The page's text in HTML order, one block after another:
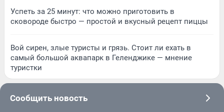
Успеть за 25 минут: что можно приготовить в
сковороде быстро — простой и вкусный рецепт пиццы
Вой сирен, злые туристы и грязь. Стоит ли ехать в
самый большой аквапарк в Геленджике — мнение
туристки
Сообщить новость